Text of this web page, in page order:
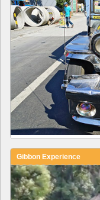
Gibbon Experience